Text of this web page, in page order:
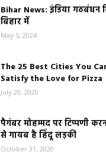
Bihar News: इंडिया गठबंधन
बिहार में
May 5, 2024
The 25 Best Cities You
Satisfy the Love for Pizza
July 20, 2020
पैगंबर मोहम्मद पर टिप्पणी
से गायब है हिंदू लड़की
October 31, 2020